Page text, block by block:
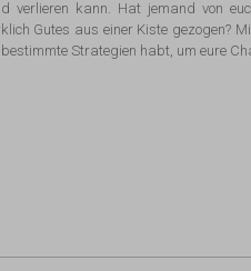
verlieren kann. Hat jemand von
Gutes aus einer Kiste gezogen?
Strategien habt, um eure